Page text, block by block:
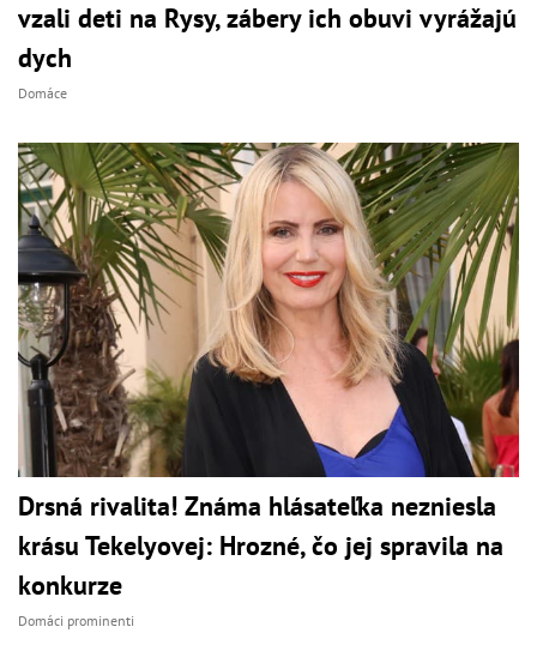
vzali deti na Rysy, zábery ich obuvi vyrážajú
dych
Domáce
Drsná rivalita! Známa hlásateľka nezniesla
krásu Tekelyovej: Hrozné, čo jej spravila na
konkurze
Domáci prominenti